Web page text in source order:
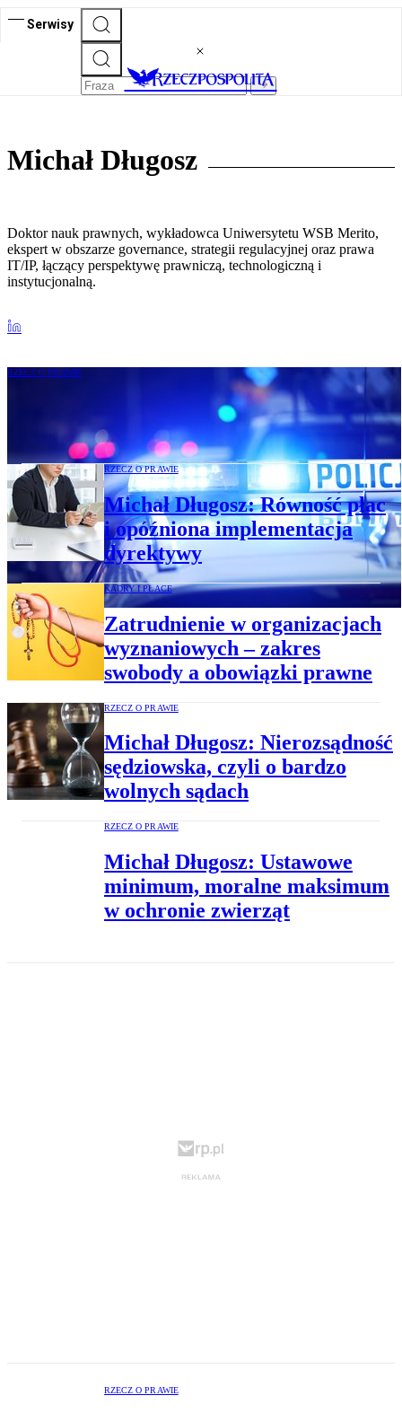
Serwisy
Michał Długosz
Doktor nauk prawnych, wykładowca Uniwersytetu WSB Merito,
ekspert w obszarze governance, strategii regulacyjnej oraz prawa
IT/IP, łączący perspektywę prawniczą, technologiczną i
instytucjonalną.
RZECZ O PRAWIE
Michał Długosz: Co grozi za fałszywe
zawiadomienie służb?
RZECZ O PRAWIE
Michał Długosz: Równość płac
i opóźniona implementacja
dyrektywy
KADRY I PŁACE
Zatrudnienie w organizacjach
wyznaniowych – zakres
swobody a obowiązki prawne
RZECZ O PRAWIE
Michał Długosz: Nierozsądność
sędziowska, czyli o bardzo
wolnych sądach
RZECZ O PRAWIE
Michał Długosz: Ustawowe
minimum, moralne maksimum
w ochronie zwierząt
RZECZ O PRAWIE